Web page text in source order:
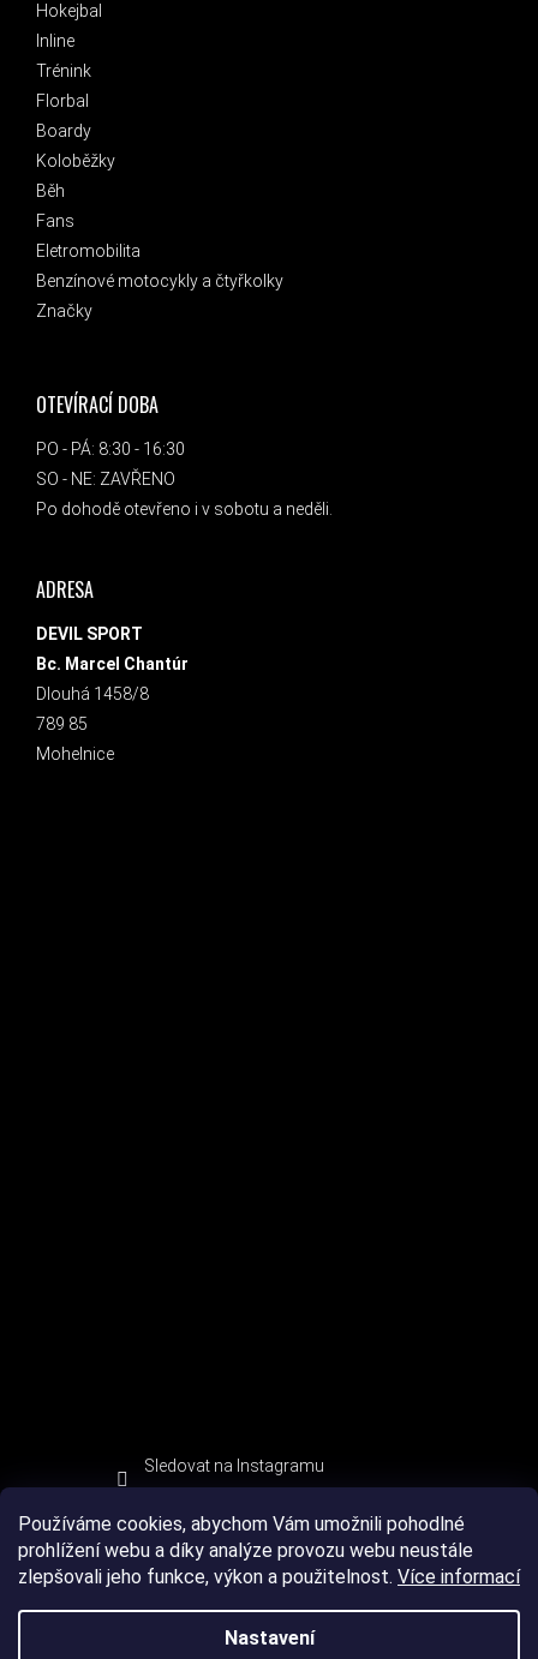
Používáme cookies, abychom Vám umožnili pohodlné
prohlížení webu a díky analýze provozu webu neustále
zlepšovali jeho funkce, výkon a použitelnost. Více informací
Nastavení
Hokejbal
Inline
Trénink
Florbal
Boardy
Koloběžky
Běh
Fans
Eletromobilita
Benzínové motocykly a čtyřkolky
Značky
OTEVÍRACÍ DOBA
PO - PÁ: 8:30 - 16:30
SO - NE: ZAVŘENO
Po dohodě otevřeno i v sobotu a neděli.
ADRESA
DEVIL SPORT
Bc. Marcel Chantúr
Dlouhá 1458/8
789 85
Mohelnice
Sledovat na Instagramu